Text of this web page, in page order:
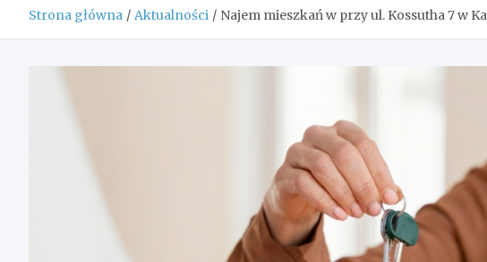
Strona główna Aktualności Najem mieszkań w przy ul. Kossutha 7 w